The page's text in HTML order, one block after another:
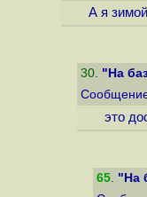
А я
30. "На
это
65. "На